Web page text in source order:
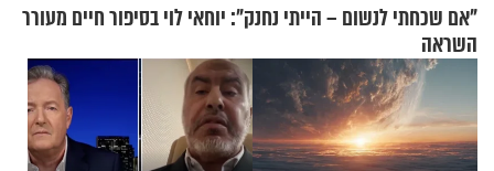
"אם שכחתי לנשום – הייתי נחנק": יוחאי לוי בסיפור חיים מעורר
השראה